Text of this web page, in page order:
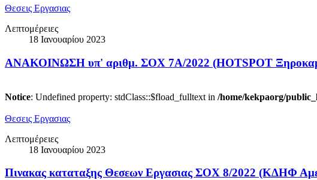
Θεσεις Εργασιας
Λεπτομέρειες
18 Ιανουαρίου 2023
ΑΝΑΚΟΙΝΩΣΗ υπ' αριθμ. ΣΟΧ 7Α/2022 (HOTSPOT
Notice: Undefined property: stdClass::$fload_fulltext in /home/kekpaorg/
Θεσεις Εργασιας
Λεπτομέρειες
18 Ιανουαρίου 2023
Πινακας καταταξης Θεσεων Εργασιας ΣΟΧ 8/2022 (ΚΔΗΦ